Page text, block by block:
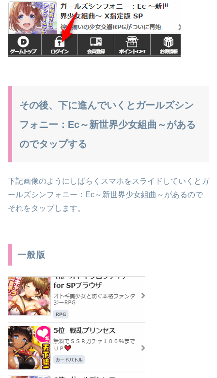
その後、下に進んでいくとガールズシン
フォニー：Ec～新世界少女組曲～がある
のでタップする
下記画像のようにしばらくスマホをスライドしていくと ガ
ールズシンフォニー：Ec～新世界少女組曲～ があるので
それをタップします。
一般版